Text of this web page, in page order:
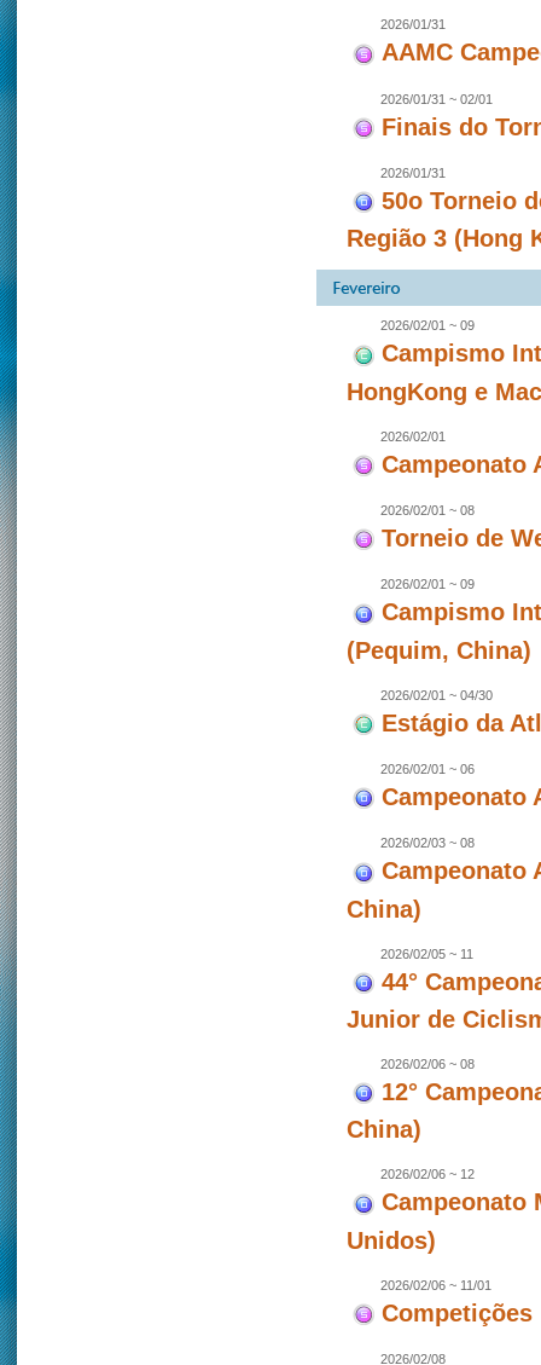
2026/01/31
AAMC
2026/01/31 ~ 02/01
Finais do
2026/01/31
50o Torneio
Região 3 (Hong
2026/02/01 ~ 09
Campismo
HongKong e
2026/02/01
Campeonato
2026/02/01 ~ 08
Torneio de
2026/02/01 ~ 09
Campismo
(Pequim, China)
2026/02/01 ~ 04/30
Estágio da
2026/02/01 ~ 06
Campeonato
2026/02/03 ~ 08
Campeonato
China)
2026/02/05 ~ 11
44°
Junior de
2026/02/06 ~ 08
12°
China)
2026/02/06 ~ 12
Campeonato
Unidos)
2026/02/06 ~ 11/01
Competições
2026/02/08